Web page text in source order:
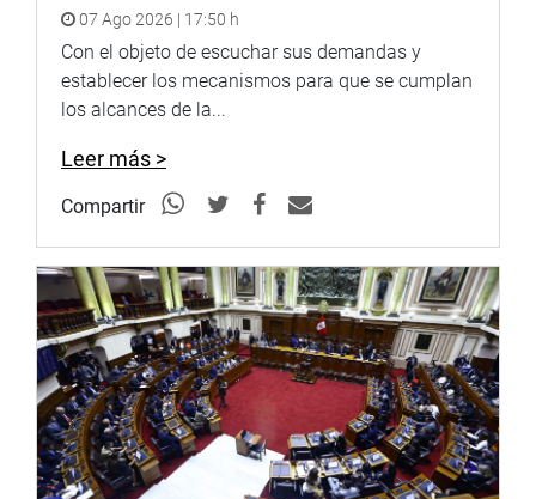
La discusión de la moción para que el Congreso de la
República se pronuncie sobre los recientes sucesos
políticos en Venezuela está condicionada a la ampliación
En igual situación condicional está la propuesta de la
Comisión Especial Encargada de seleccionar a los
Tribunal Constitucional y a tres directores del Banco
Central de Reserva respecto a los tres candidatos para
integrar el directorio del Instituto Emisor.
PRENSA-CONGRESO
Puede encontrar más información en nuestra página web
y redes sociales.
http://www.congreso.gob.pe/
Facebook:
07 Ago 2026 | 17:50 h
Con el objeto de escuchar sus demandas y
establecer los mecanismos para que se cumplan
los alcances de la...
Leer más >
Compartir